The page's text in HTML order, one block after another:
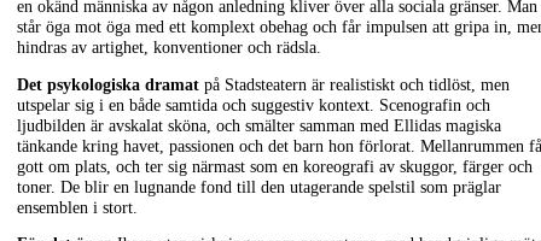
en okänd människa av någon anledning kliver över alla sociala gränser. Man
står öga mot öga med ett komplext obehag och får impulsen att gripa in,
hindras av artighet, konventioner och rädsla.
Det psykologiska dramat på Stadsteatern är realistiskt och tidlöst, men
utspelar sig i en både samtida och suggestiv kontext. Scenografin och
ljudbilden är avskalat sköna, och smälter samman med Ellidas magiska
tänkande kring havet, passionen och det barn hon förlorat. Mellanrummen
gott om plats, och ter sig närmast som en koreografi av skuggor, färger och
toner. De blir en lugnande fond till den utagerande spelstil som präglar
ensemblen i stort.